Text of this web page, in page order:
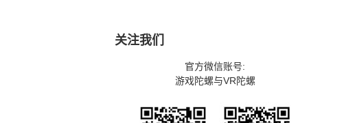
关注我们
官方微信账号:
游戏陀螺与VR陀螺